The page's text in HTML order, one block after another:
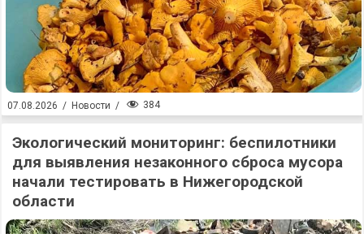
07.08.2026 / Новости / 384
Экологический мониторинг: беспилотники
для выявления незаконного сброса мусора
начали тестировать в Нижегородской
области